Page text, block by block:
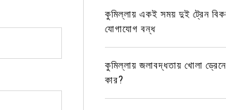
কুমিল্লায় একই সময় দুই ট্রেন
যোগাযোগ বন্ধ
কুমিল্লায় জলাবদ্ধতায় খোলা
কার?